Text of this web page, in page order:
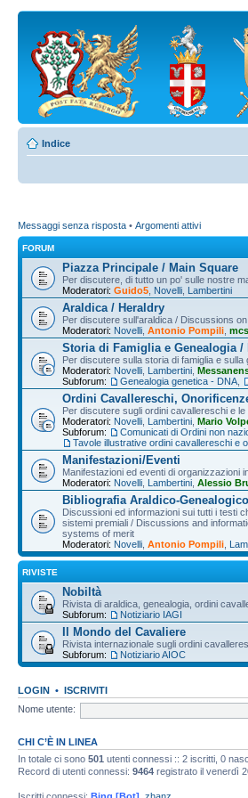
Indice
Messaggi senza risposta • Argomenti attivi
FORUM
Piazza Principale / Main Square
Per discutere, di tutto un po' sulle nostre
Moderatori: Guido5 Novelli Lambertini
Araldica / Heraldry
Per discutere sull'araldica / Discussions
Moderatori: Novelli Antonio Pompili mcs
Storia di Famiglia e Genealogia
Per discutere sulla storia di famiglia e
Moderatori: Novelli Lambertini
Subforum:
Genealogia genetica - DNA
Ordini Cavallereschi,
Per discutere sugli ordini cavallereschi e
Moderatori: Novelli Lambertini Mario
Subforum:
Comunicati di Ordini non
Tavole illustrative ordini cavallereschi e
Manifestazioni/Eventi
Manifestazioni ed eventi di organizzazioni
Moderatori: Novelli Lambertini Alessio
Bibliografia Araldico-
Discussioni ed informazioni sui tutti i testi
sistemi premiali / Discussions and
systems of merit
Moderatori: Novelli Antonio Pompili
RIVISTE
Nobiltà
Rivista di araldica, genealogia, ordini
Subforum:
Notiziario IAGI
Il Mondo del Cavaliere
Rivista internazionale sugli ordini
Subforum:
Notiziario AIOC
LOGIN • ISCRIVITI
Nome utente:
CHI C’È IN LINEA
In totale ci sono 501 utenti connessi :: 2 iscritti, 0
Record di utenti connessi: 9464 registrato il venerdì
Iscritti connessi: Bing [Bot] zhanz